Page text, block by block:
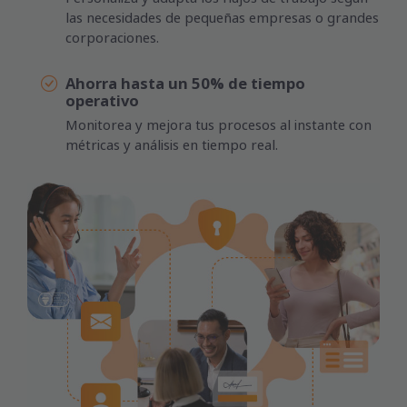
las necesidades de pequeñas empresas o grandes
corporaciones.
Ahorra hasta un 50% de tiempo
operativo
Monitorea y mejora tus procesos al instante con
métricas y análisis en tiempo real.